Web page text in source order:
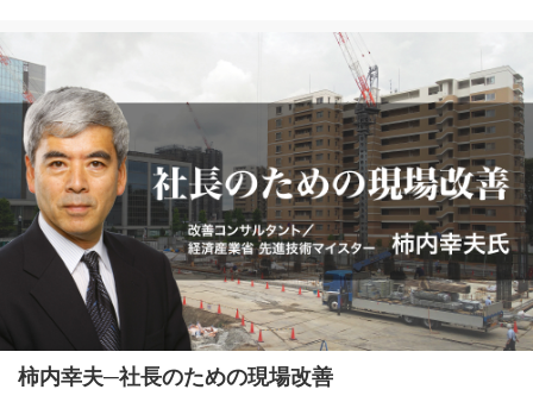
柿内幸夫─社長のための現場改善